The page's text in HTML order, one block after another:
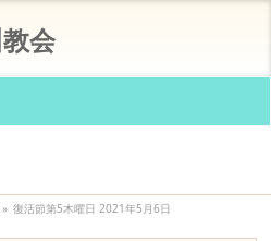
» 復活節第5木曜日 2021年5月6日